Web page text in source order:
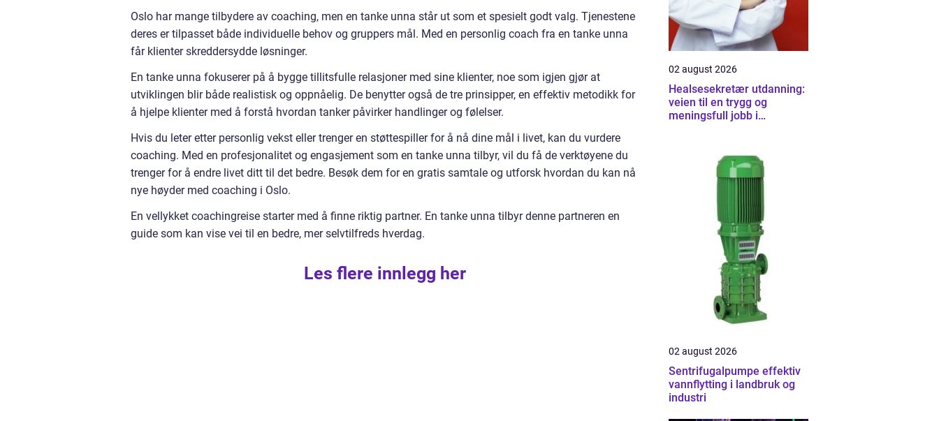
Oslo har mange tilbydere av coaching, men en tanke unna står ut som et spesielt godt valg. Tjenestene
deres er tilpasset både individuelle behov og gruppers mål. Med en personlig coach fra en tanke unna
får klienter skreddersydde løsninger.
En tanke unna fokuserer på å bygge tillitsfulle relasjoner med sine klienter, noe som igjen gjør at
utviklingen blir både realistisk og oppnåelig. De benytter også de tre prinsipper, en effektiv metodikk for
å hjelpe klienter med å forstå hvordan tanker påvirker handlinger og følelser.
Hvis du leter etter personlig vekst eller trenger en støttespiller for å nå dine mål i livet, kan du vurdere
coaching. Med en profesjonalitet og engasjement som en tanke unna tilbyr, vil du få de verktøyene du
trenger for å endre livet ditt til det bedre. Besøk dem for en gratis samtale og utforsk hvordan du kan nå
nye høyder med coaching i Oslo.
En vellykket coachingreise starter med å finne riktig partner. En tanke unna tilbyr denne partneren en
guide som kan vise vei til en bedre, mer selvtilfreds hverdag.
Les flere innlegg her
02 august 2026
Healsesekretær utdanning:
veien til en trygg og
meningsfull jobb i
02 august 2026
Sentrifugalpumpe effektiv
vannflytting i landbruk og
industri